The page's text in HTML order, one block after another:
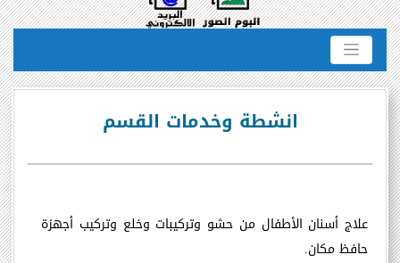
انشطة وخدمات القسم
علاج أسنان الأطفال من حشو وتركيبات وخلع وتركيب أجهزة
حافظ مكان.